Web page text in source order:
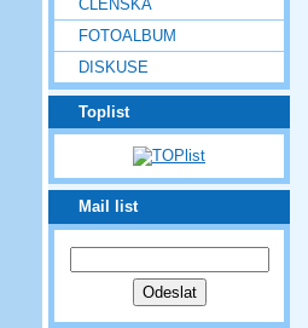
ČLENSKÁ
FOTOALBUM
DISKUSE
Toplist
Mail list